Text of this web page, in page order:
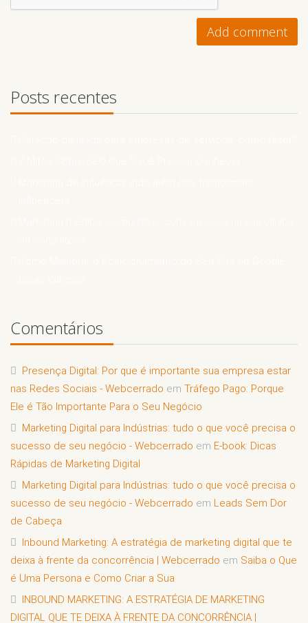
Posts recentes
Comentários
Presença Digital: Por que é importante sua empresa estar
nas Redes Sociais - Webcerrado em Tráfego Pago: Porque
Ele é Tão Importante Para o Seu Negócio
Marketing Digital para Indústrias: tudo o que você precisa o
sucesso de seu negócio - Webcerrado em E-book: Dicas
Rápidas de Marketing Digital
Marketing Digital para Indústrias: tudo o que você precisa o
sucesso de seu negócio - Webcerrado em Leads Sem Dor
de Cabeça
Inbound Marketing: A estratégia de marketing digital que te
deixa à frente da concorrência | Webcerrado em Saiba o Que
é Uma Persona e Como Criar a Sua
INBOUND MARKETING: A ESTRATÉGIA DE MARKETING
DIGITAL QUE TE DEIXA À FRENTE DA CONCORRÊNCIA |